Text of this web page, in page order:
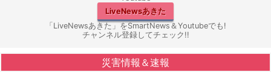
LiveNewsあきた
「LiveNewsあきた」をSmartNews＆Youtubeでも!
チャンネル登録してチェック!!
災害情報＆速報